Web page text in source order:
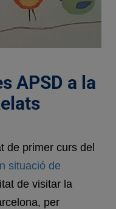
APSD a la
de primer curs del
situació de
de visitar la
per